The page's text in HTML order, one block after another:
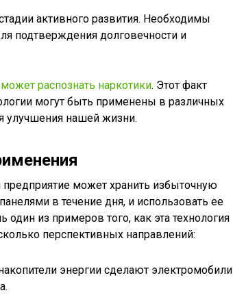
активного развития. Необходимы
подтверждения долговечности и
распознать наркотики. Этот факт
могут быть применены в различных
улучшения нашей жизни.
может хранить избыточную
в течение дня, и использовать ее
из примеров того, как эта технология
перспективных направлений:
энергии сделают электромобили